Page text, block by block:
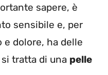
sapere, è
sensibile e, per
e dolore, ha delle
tratta di una pelle